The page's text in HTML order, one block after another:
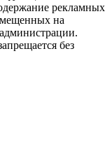
рекламных
на
без